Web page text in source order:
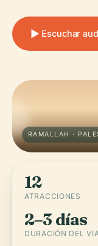
Escuchar
RAMALLAH ·
12
ATRACCIONES
2–3 días
DURACIÓN DEL